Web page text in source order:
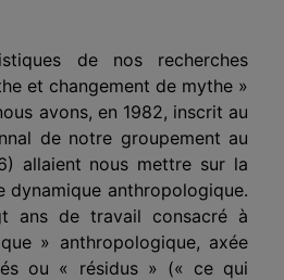
de nos recherches
et changement de mythe »
avons, en 1982, inscrit au
de notre groupement au
allaient nous mettre sur la
dynamique anthropologique.
ans de travail consacré à
» anthropologique, axée
ou « résidus » (« ce qui